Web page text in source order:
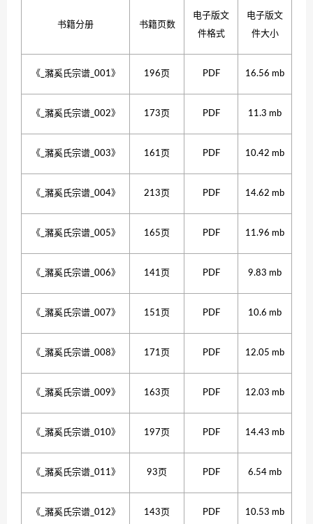
书籍分册 书籍页数
电子版文
件格式
电子版文
件大小
《_瀦奚氏宗谱_001》 196页 PDF 16.56 mb
《_瀦奚氏宗谱_002》 173页 PDF 11.3 mb
《_瀦奚氏宗谱_003》 161页 PDF 10.42 mb
《_瀦奚氏宗谱_004》 213页 PDF 14.62 mb
《_瀦奚氏宗谱_005》 165页 PDF 11.96 mb
《_瀦奚氏宗谱_006》 141页 PDF 9.83 mb
《_瀦奚氏宗谱_007》 151页 PDF 10.6 mb
《_瀦奚氏宗谱_008》 171页 PDF 12.05 mb
《_瀦奚氏宗谱_009》 163页 PDF 12.03 mb
《_瀦奚氏宗谱_010》 197页 PDF 14.43 mb
《_瀦奚氏宗谱_011》 93页 PDF 6.54 mb
《_瀦奚氏宗谱_012》 143页 PDF 10.53 mb